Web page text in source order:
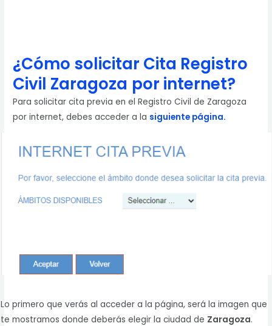
¿Cómo solicitar Cita Registro
Civil Zaragoza por internet?
Para solicitar cita previa en el Registro Civil de Zaragoza
por internet, debes acceder a la siguiente página.
Lo primero que verás al acceder a la página, será la imagen que
te mostramos donde deberás elegir la ciudad de Zaragoza.